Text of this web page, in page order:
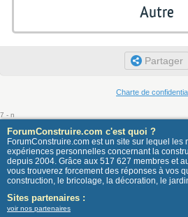
Autre
Partager
Charte de
7 - n
ForumConstruire.com c'est quoi ?
ForumConstruire.com est un site sur lequel les
expériences personnelles concernant la
depuis 2004. Grâce aux 517 627 membres et
vous trouverez forcement des réponses à vos
construction, le bricolage, la décoration, le
Sites partenaires :
voir nos partenaires